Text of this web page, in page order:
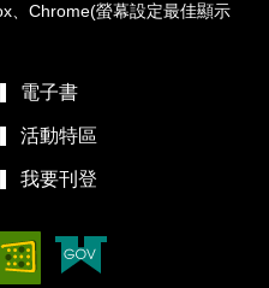
、Chrome(螢幕設定最佳顯示
電子書
活動特區
我要刊登